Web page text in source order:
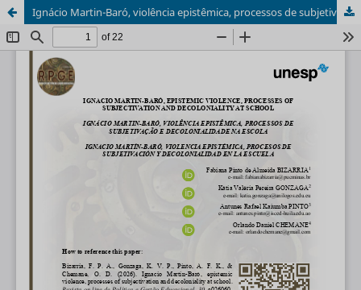
Ignácio Martin-Baró, violência epistêmica, processos de subjetivação e decolonialidade na escola